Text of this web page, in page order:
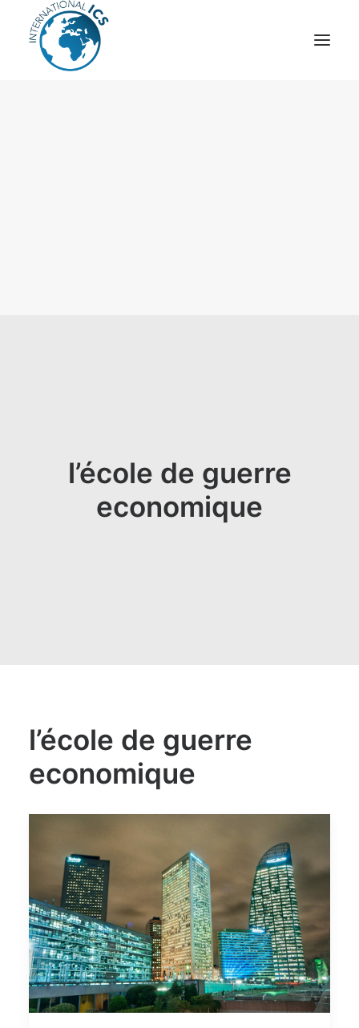
l’école de guerre
economique
l’école de guerre
economique